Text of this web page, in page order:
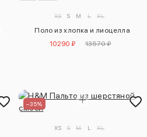
XS S M L XL
Поло из хлопка и лиоцелла
10290 ₽
13570 ₽
–35%
XS S M L XL